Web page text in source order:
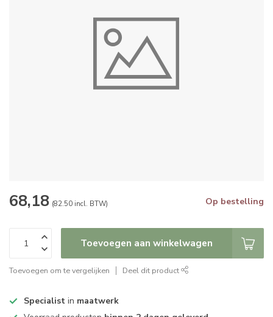
68,18 (82.50 incl. BTW) Op bestelling
Toevoegen aan winkelwagen
Toevoegen om te vergelijken Deel dit product
Specialist in maatwerk